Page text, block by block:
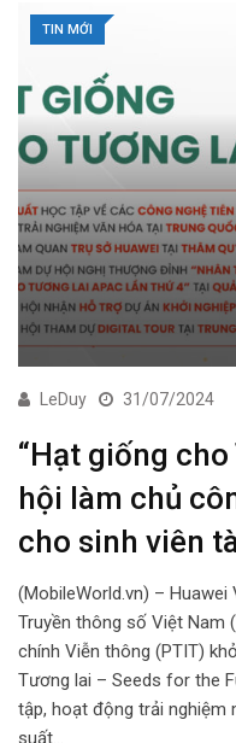
TIN MỚI
LeDuy 31/07/2024
“Hạt giống
hội làm chủ
cho sinh viên
(MobileWorld.vn) –
Truyền thông số Việt Nam
chính Viễn thông (PTIT)
Tương lai – Seeds for the
tập, hoạt động trải nghiệm
suất…